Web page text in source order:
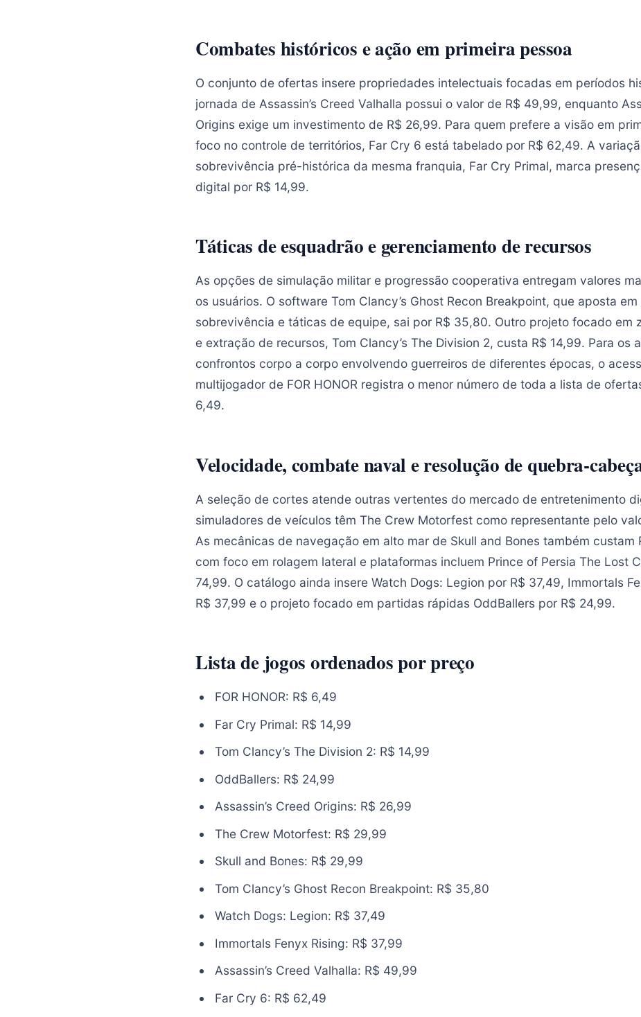
Combates históricos e ação em primeira pessoa
O conjunto de ofertas insere propriedades intelectuais focadas em períodos
jornada de Assassin’s Creed Valhalla possui o valor de R$ 49,99, enquanto
Origins exige um investimento de R$ 26,99. Para quem prefere a visão em
foco no controle de territórios, Far Cry 6 está tabelado por R$ 62,49. A
sobrevivência pré-histórica da mesma franquia, Far Cry Primal, marca
digital por R$ 14,99.
Táticas de esquadrão e gerenciamento de recursos
As opções de simulação militar e progressão cooperativa entregam valores
os usuários. O software Tom Clancy’s Ghost Recon Breakpoint, que aposta
sobrevivência e táticas de equipe, sai por R$ 35,80. Outro projeto focado em
e extração de recursos, Tom Clancy’s The Division 2, custa R$ 14,99. Para os
confrontos corpo a corpo envolvendo guerreiros de diferentes épocas, o
multijogador de FOR HONOR registra o menor número de toda a lista de
6,49.
Velocidade, combate naval e resolução de quebra-
A seleção de cortes atende outras vertentes do mercado de entretenimento
simuladores de veículos têm The Crew Motorfest como representante pelo
As mecânicas de navegação em alto mar de Skull and Bones também custam
com foco em rolagem lateral e plataformas incluem Prince of Persia The Lost
74,99. O catálogo ainda insere Watch Dogs: Legion por R$ 37,49, Immortals
R$ 37,99 e o projeto focado em partidas rápidas OddBallers por R$ 24,99.
Lista de jogos ordenados por preço
FOR HONOR: R$ 6,49
Far Cry Primal: R$ 14,99
Tom Clancy’s The Division 2: R$ 14,99
OddBallers: R$ 24,99
Assassin’s Creed Origins: R$ 26,99
The Crew Motorfest: R$ 29,99
Skull and Bones: R$ 29,99
Tom Clancy’s Ghost Recon Breakpoint: R$ 35,80
Watch Dogs: Legion: R$ 37,49
Immortals Fenyx Rising: R$ 37,99
Assassin’s Creed Valhalla: R$ 49,99
Far Cry 6: R$ 62,49